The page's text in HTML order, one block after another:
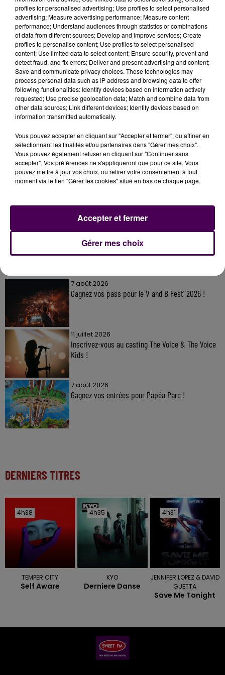
matinée de ce jeudi 12 février."Mon mini food-truck a
été volé puis retrouvé incendié",non loin de Saint-
Aignan, sur la commune de Châtillon-sur-Cher. La
veille vers 19h, Thessa Van Wijngaarden l’avait garé au
niveau du parking des Bernardines à Saint-Aignan,
avant son vol, puis son incendie vers 5h..."En plus, ça
tombe juste avant la Saint-Valentin... Je pensais la
décorer avec des ballons et des petits cœurs pour
les livraisons...". Si Thessa a pu se faire prêter une
voiture pour néanmoins pouvoir assurer son activité,
son cas illustre le désarroi souvent silencieux des
personnes victimes de ces vols.
À LA UNE
7 août 2026
Gagnez vos pass pour le V and B Fest' 2026 !
11 juillet 2026
Inscrivez-vous au casting The Voice & The Voice
Kids !
7 août 2026
Gagnez vos entrées pour Papéa Parc !
DERNIERS TITRES
4h38
4h38
TEMPER CITY
Self Aware
4h35
4h35
KYO
Derniere Danse
4h31
4h31
JENNIFER LOPEZ & DAVID
GUETTA
Save Me Tonight
profiles for personalised advertising; Use profiles to select personalised
advertising; Measure advertising performance; Measure content
performance; Understand audiences through statistics or combinations
of data from different sources; Develop and improve services; Create
profiles to personalise content; Use profiles to select personalised
content; Use limited data to select content; Ensure security, prevent and
detect fraud, and fix errors; Deliver and present advertising and content;
Save and communicate privacy choices. These technologies may
process personal data such as IP address and browsing data to offer
following functionalities: Identify devices based on information actively
requested; Use precise geolocation data; Match and combine data from
other data sources; Link different devices; Identify devices based on
information transmitted automatically.
Vous pouvez accepter en cliquant sur "Accepter et fermer", ou affiner en
sélectionnant les finalités et/ou partenaires dans "Gérer mes choix".
Vous pouvez également refuser en cliquant sur "Continuer sans
accepter". Vos préférences ne s'appliqueront que pour ce site. Vous
pouvez mettre à jour vos choix, ou retirer votre consentement à tout
moment via le lien "Gérer les cookies" situé en bas de chaque page.
Gérer mes choix
Accepter et fermer